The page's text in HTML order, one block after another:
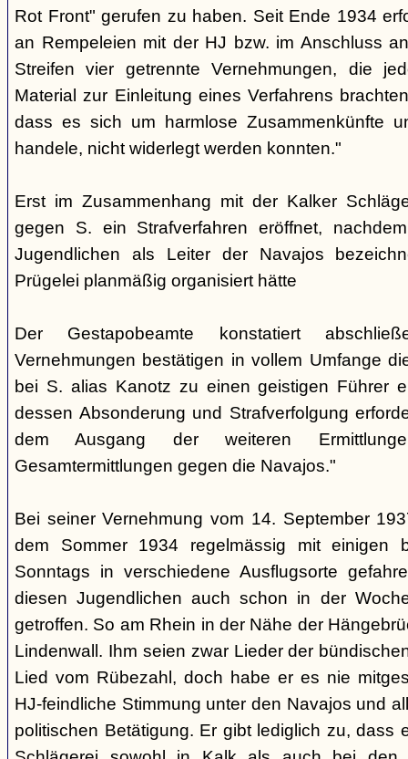
Rot Front" gerufen zu haben. Seit Ende 1934
an Rempeleien mit der HJ bzw. im Anschluss
Streifen vier getrennte Vernehmungen, die
Material zur Einleitung eines Verfahrens
dass es sich um harmlose Zusammenkünfte
handele, nicht widerlegt werden konnten."
Erst im Zusammenhang mit der Kalker
gegen S. ein Strafverfahren eröffnet,
Jugendlichen als Leiter der Navajos
Prügelei planmäßig organisiert hätte
Der Gestapobeamte konstatiert
Vernehmungen bestätigen in vollem Umfange
bei S. alias Kanotz zu einen geistigen Führer
dessen Absonderung und Strafverfolgung
dem Ausgang der weiteren
Gesamtermittlungen gegen die Navajos."
Bei seiner Vernehmung vom 14. September
dem Sommer 1934 regelmässig mit einigen
Sonntags in verschiedene Ausflugsorte
diesen Jugendlichen auch schon in der
getroffen. So am Rhein in der Nähe der
Lindenwall. Ihm seien zwar Lieder der
Lied vom Rübezahl, doch habe er es nie
HJ-feindliche Stimmung unter den Navajos und
politischen Betätigung. Er gibt lediglich zu, dass